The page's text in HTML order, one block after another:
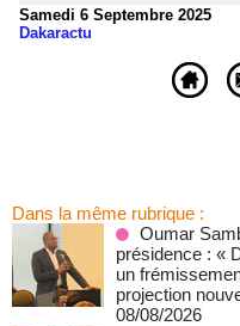
Samedi 6 Septembre 2025
Dakaractu
Dans la même rubrique :
Oumar
présidence : «
un
projection
08/08/2026